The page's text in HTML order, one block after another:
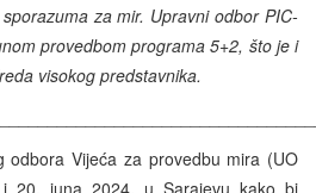
za mir. Upravni odbor PIC-
provedbom programa 5+2, što je i
visokog predstavnika.
odbora Vijeća za provedbu mira (UO